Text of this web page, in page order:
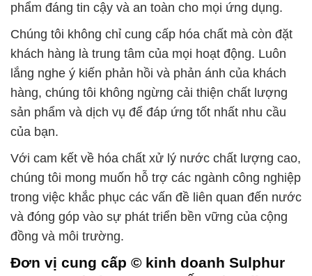
phẩm đáng tin cậy và an toàn cho mọi ứng dụng.
Chúng tôi không chỉ cung cấp hóa chất mà còn đặt
khách hàng là trung tâm của mọi hoạt động. Luôn
lắng nghe ý kiến phản hồi và phản ánh của khách
hàng, chúng tôi không ngừng cải thiện chất lượng
sản phẩm và dịch vụ để đáp ứng tốt nhất nhu cầu
của bạn.
Với cam kết về hóa chất xử lý nước chất lượng cao,
chúng tôi mong muốn hỗ trợ các ngành công nghiệp
trong việc khắc phục các vấn đề liên quan đến nước
và đóng góp vào sự phát triển bền vững của cộng
đồng và môi trường.
Đơn vị cung cấp © kinh doanh Sulphur